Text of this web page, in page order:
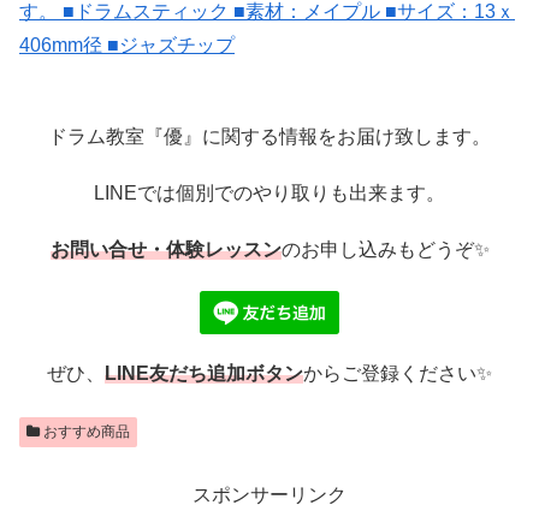
す。 ■ドラムスティック ■素材：メイプル ■サイズ：13ｘ
406mm径 ■ジャズチップ
ドラム教室『優』に関する情報をお届け致します。
LINEでは個別でのやり取りも出来ます。
お問い合せ・体験レッスンのお申し込みもどうぞ✨
ぜひ、 LINE友だち追加ボタンからご登録ください✨
おすすめ商品
スポンサーリンク